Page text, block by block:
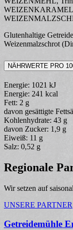
Glutenhaltige
Weizenmalzschrot
NÄHRWERTE PRO
Energie: 1021 kJ
Energie: 241 kcal
Fett: 2 g
davon gesättigte
Kohlenhydrate: 43 g
davon Zucker: 1,9 g
Eiweiß: 11 g
Salz: 0,52 g
Regionale
Wir setzen auf
UNSERE PARTNER
Getreidemühle